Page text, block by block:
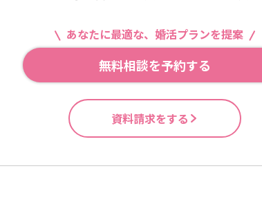
あなたに最適な、婚活プランを提案
無料相談を予約する
資料請求をする